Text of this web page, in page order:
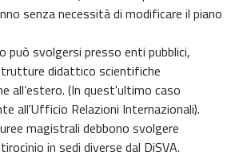
senza necessità di modificare il piano
può svolgersi presso enti pubblici,
didattico scientifiche
all’estero. (In quest'ultimo caso
all'Ufficio Relazioni Internazionali).
magistrali debbono svolgere
in sedi diverse dal DiSVA.